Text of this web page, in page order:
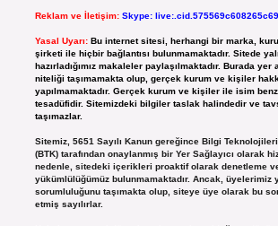
Reklam ve İletişim: Skype: live:.cid.575569c608265c69
Yasal Uyarı: Bu internet sitesi, herhangi bir marka,
şirketi ile hiçbir bağlantısı bulunmamaktadır. Sitede
hazırladığımız makaleler paylaşılmaktadır. Burada
niteliği taşımamakta olup, gerçek kurum ve kişiler
yapılmamaktadır. Gerçek kurum ve kişiler ile isim
tesadüfidir. Sitemizdeki bilgiler taslak halindedir ve
taşımazlar.
Sitemiz, 5651 Sayılı Kanun gereğince Bilgi
(BTK) tarafından onaylanmış bir Yer Sağlayıcı olarak
nedenle, sitedeki içerikleri proaktif olarak denetleme
yükümlülüğümüz bulunmamaktadır. Ancak, üyelerimiz
sorumluluğunu taşımakta olup, siteye üye olarak bu
etmiş sayılırlar.